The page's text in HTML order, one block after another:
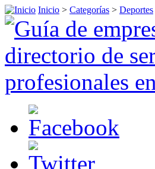
Inicio > Categorías > Deportes